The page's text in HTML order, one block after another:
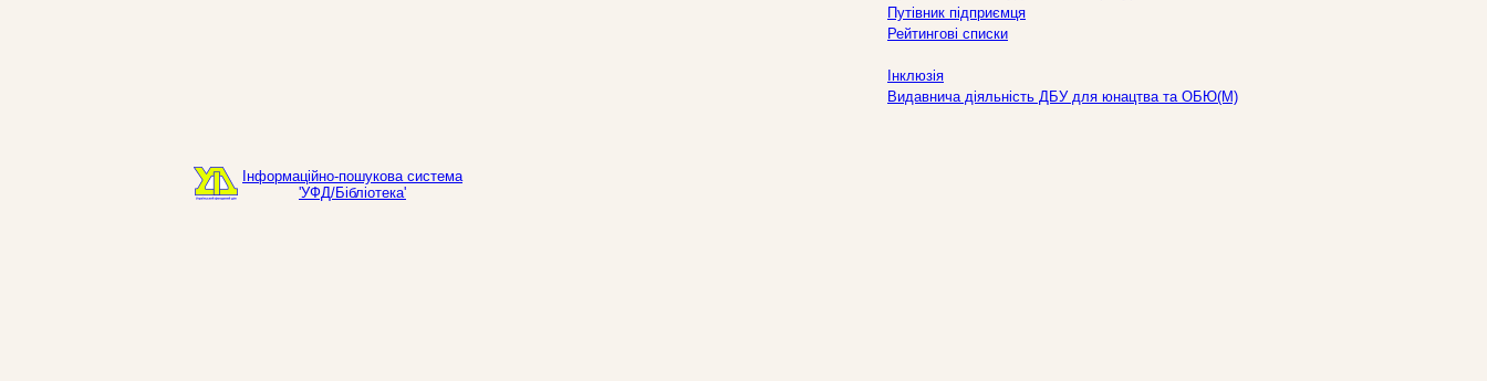
Путівник підприємця
Рейтингові списки
Інклюзія
Видавнича діяльність ДБУ для юнацтва та ОБЮ(М)
Інформаційно-пошукова система
'УФД/Бібліотека'